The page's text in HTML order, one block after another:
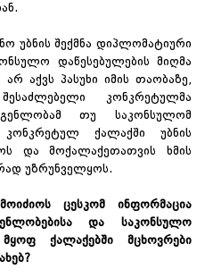
უბნის შექმნა დიპლომატიური
დაწესებულების მიღმა
აქვს პასუხი იმის თაობაზე,
კონკრეტულმა
თუ საკონსულომ
ქალაქში უბნის
და მოქალაქეთათვის ხმის
უზრუნველყოს.
ცესკომ ინფორმაცია
და საკონსულო
ქალაქებში მცხოვრები